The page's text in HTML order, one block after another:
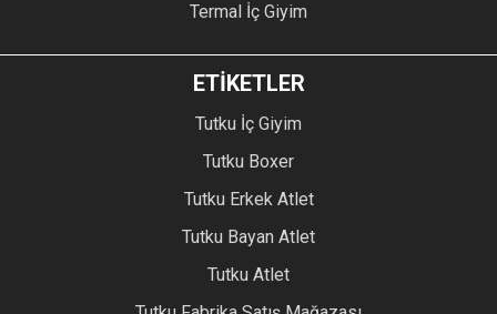
Termal İç Giyim
ETİKETLER
Tutku İç Giyim
Tutku Boxer
Tutku Erkek Atlet
Tutku Bayan Atlet
Tutku Atlet